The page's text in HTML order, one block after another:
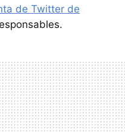
de Twitter de